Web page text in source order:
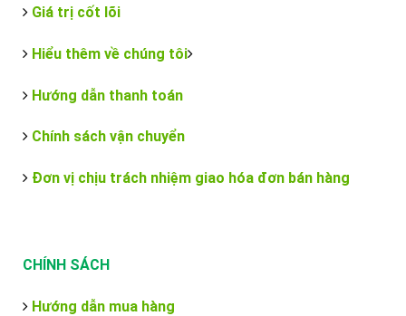
Giá trị cốt lõi
Hiểu thêm về chúng tôi
Hướng dẫn thanh toán
Chính sách vận chuyển
Đơn vị chịu trách nhiệm giao hóa đơn bán hàng
CHÍNH SÁCH
Hướng dẫn mua hàng